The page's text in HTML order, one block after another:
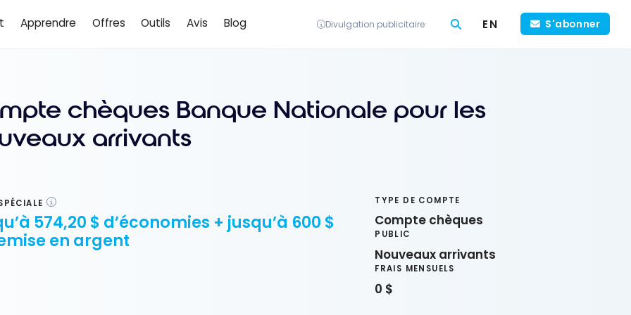
Apprendre Offres Outils Avis Blog Divulgation publicitaire EN S'abonner
chèques Banque Nationale pour les
arrivants
574,20 $ d’économies + jusqu’à 600 $
en argent
TYPE DE COMPTE
Compte chèques
PUBLIC
Nouveaux arrivants
FRAIS MENSUELS
0 $